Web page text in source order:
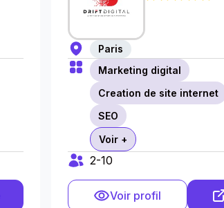
Paris
Marketing digital
Creation de site internet
SEO
Voir +
2-10
Voir profil